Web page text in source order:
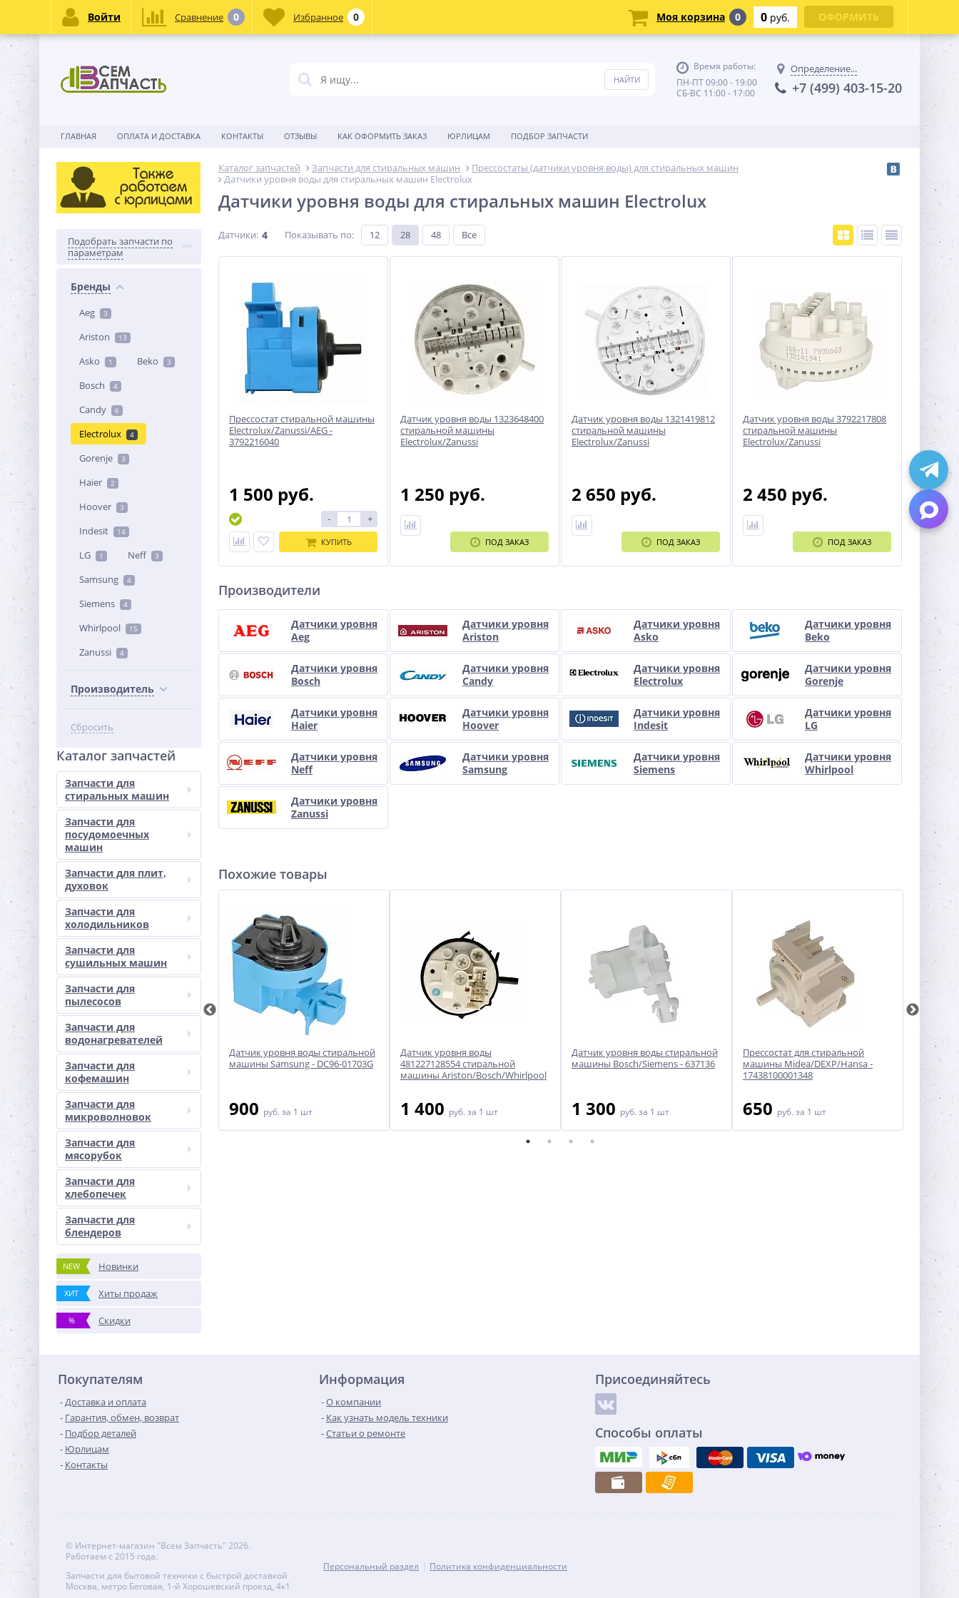
Время работы:
ПН-ПТ 09:00 - 19:00
СБ-ВС 11:00 - 17:00
Определение...
+7 (499) 403-15-20
ГЛАВНАЯ ОПЛАТА И ДОСТАВКА КОНТАКТЫ ОТЗЫВЫ КАК ОФОРМИТЬ ЗАКАЗ ЮРЛИЦАМ ПОДБОР ЗАПЧАСТИ
Подобрать запчасти по
параметрам
Бренды
Aeg 3
Ariston 13
Asko 1 Beko 3
Bosch 4
Candy 6
Electrolux 4
Gorenje 3
Haier 2
Hoover 3
Indesit 14
LG 1 Neff 3
Samsung 4
Siemens 4
Whirlpool 15
Zanussi 4
Производитель
Сбросить
Каталог запчастей
Запчасти для
стиральных машин
Запчасти для
посудомоечных
машин
Запчасти для плит,
духовок
Запчасти для
холодильников
Запчасти для
сушильных машин
Запчасти для
пылесосов
Запчасти для
водонагревателей
Запчасти для
кофемашин
Запчасти для
микроволновок
Запчасти для
мясорубок
Запчасти для
хлебопечек
Запчасти для
блендеров
NEW Новинки
ХИТ Хиты продаж
% Скидки
Каталог запчастей Запчасти для стиральных машин
Прессостаты (датчики уровня воды) для стиральных машин
Датчики уровня воды для стиральных машин Electrolux
Датчики уровня воды для стиральных машин Electrolux
Датчики: 4 Показывать по: 12 28 48 Все
Прессостат стиральной машины
Electrolux/Zanussi/AEG -
3792216040
1 500 руб.
- +
КУПИТЬ
Датчик уровня воды 1323648400
стиральной машины
Electrolux/Zanussi
1 250 руб.
ПОД ЗАКАЗ
Датчик уровня воды 1321419812
стиральной машины
Electrolux/Zanussi
2 650 руб.
ПОД ЗАКАЗ
Датчик уровня воды 3792217808
стиральной машины
Electrolux/Zanussi
2 450 руб.
ПОД ЗАКАЗ
Производители
Датчики уровня
Aeg
Датчики уровня
Ariston
Датчики уровня
Asko
Датчики уровня
Beko
Датчики уровня
Bosch
Датчики уровня
Candy
Датчики уровня
Electrolux
Датчики уровня
Gorenje
Датчики уровня
Haier
Датчики уровня
Hoover
Датчики уровня
Indesit
Датчики уровня
LG
Датчики уровня
Neff
Датчики уровня
Samsung
Датчики уровня
Siemens
Датчики уровня
Whirlpool
Датчики уровня
Zanussi
Похожие товары
Датчик уровня воды 6601ER1006A
для стиральных машин LG
750руб.за 1 шт
Датчик уровня воды стиральной
машины Samsung - DC96-01703G
900 руб. за 1 шт
Датчик уровня воды
481227128554 стиральной
машины Ariston/Bosch/Whirlpool
1 400 руб. за 1 шт
Датчик уровня воды стиральной
машины Bosch/Siemens - 637136
1 300 руб. за 1 шт
Прессостат для стиральной
машины Midea/DEXP/Hansa -
17438100001348
650 руб. за 1 шт
Датчик
800
Покупателям
Доставка и оплата
Гарантия, обмен, возврат
Подбор деталей
Юрлицам
Контакты
Информация
О компании
Как узнать модель техники
Статьи о ремонте
Присоединяйтесь
Способы оплаты
© Интернет-магазин "Всем Запчасть" 2026.
Работаем с 2015 года.
Запчасти для бытовой техники с быстрой доставкой
Москва, метро Беговая, 1-й Хорошевский проезд, 4к1
Персональный раздел Политика конфиденциальности
Войти Сравнение 0 Избранное 0 Моя корзина 0 0 руб. ОФОРМИТЬ